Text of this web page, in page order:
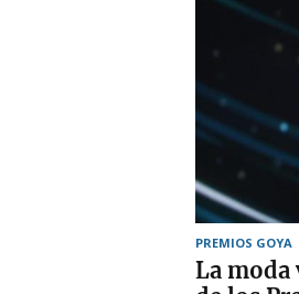
PREMIOS GOYA
La moda